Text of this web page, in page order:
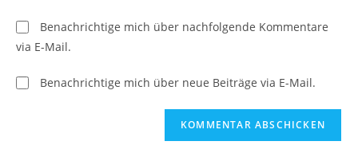
Benachrichtige mich über nachfolgende Kommentare
via E-Mail.
Benachrichtige mich über neue Beiträge via E-Mail.